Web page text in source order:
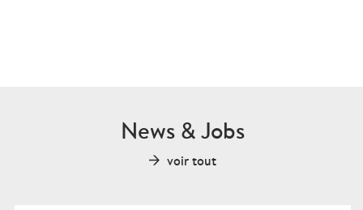
News & Jobs
voir tout